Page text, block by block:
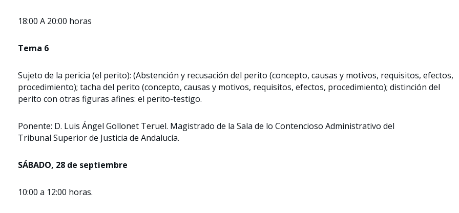
18:00 A 20:00 horas
Tema 6
Sujeto de la pericia (el perito): (Abstención y recusación del perito (concepto, causas y motivos, requisitos, efectos,
procedimiento); tacha del perito (concepto, causas y motivos, requisitos, efectos, procedimiento); distinción del
perito con otras figuras afines: el perito-testigo.
Ponente: D. Luis Ángel Gollonet Teruel. Magistrado de la Sala de lo Contencioso Administrativo del
Tribunal Superior de Justicia de Andalucía.
SÁBADO, 28 de septiembre
10:00 a 12:00 horas.